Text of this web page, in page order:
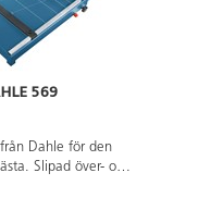
569
Dahle för den
Slipad över- och